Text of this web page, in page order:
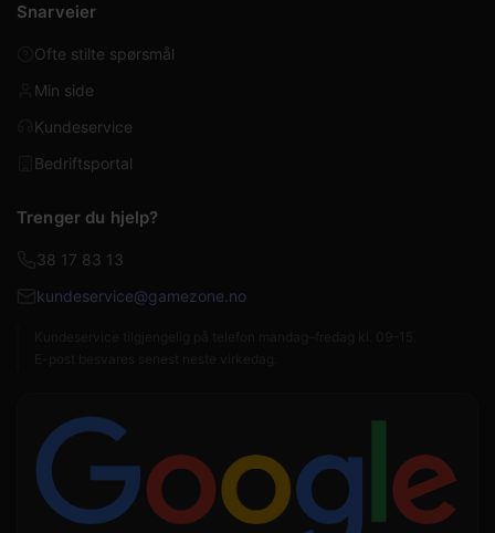
Snarveier
Ofte stilte spørsmål
Min side
Kundeservice
Bedriftsportal
Trenger du hjelp?
38 17 83 13
kundeservice@gamezone.no